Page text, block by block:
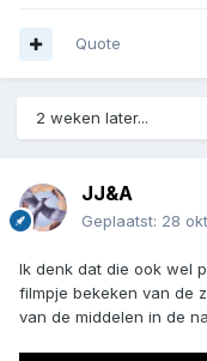
Quote
2 weken later...
JJ&A
Geplaatst: 28
Ik denk dat die ook wel
filmpje bekeken van de
van de middelen in de